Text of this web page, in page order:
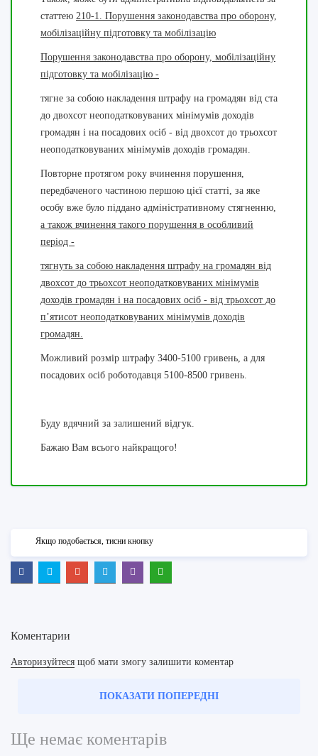
статтею 210-1. Порушення законодавства про оборону,
мобілізаційну підготовку та мобілізацію
Порушення законодавства про оборону, мобілізаційну
підготовку та мобілізацію -
тягне за собою накладення штрафу на громадян від ста
до двохсот неоподатковуваних мінімумів доходів
громадян і на посадових осіб - від двохсот до трьохсот
неоподатковуваних мінімумів доходів громадян.
Повторне протягом року вчинення порушення,
передбаченого частиною першою цієї статті, за яке
особу вже було піддано адміністративному стягненню,
а також вчинення такого порушення в особливий
період -
тягнуть за собою накладення штрафу на громадян від
двохсот до трьохсот неоподатковуваних мінімумів
доходів громадян і на посадових осіб - від трьохсот до
п’ятисот неоподатковуваних мінімумів доходів
громадян.
Можливий розмір штрафу 3400-5100 гривень, а для
посадових осіб роботодавця 5100-8500 гривень.
Буду вдячний за залишений відгук.
Бажаю Вам всього найкращого!
Якщо подобається, тисни кнопку
Коментарии
Авторизуйтеся щоб мати змогу залишити коментар
ПОКАЗАТИ ПОПЕРЕДНІ
Ще немає коментарів